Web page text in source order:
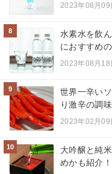
2023年08月09
8
水素水を飲
におすすめ
2023年08月18
9
世界一辛い
り激辛の調
2023年02月09
10
大吟醸と純
めかも紹介！